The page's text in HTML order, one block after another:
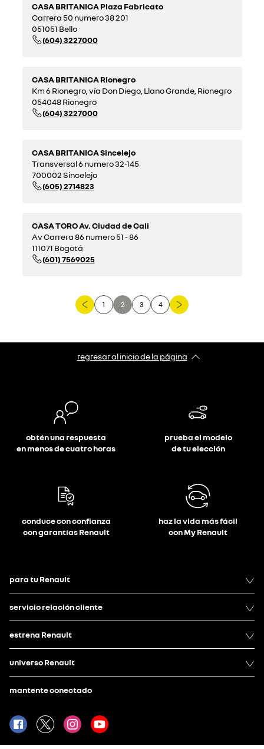
CASA BRITANICA Plaza Fabricato
Carrera 50 numero 38 201
051051 Bello
(604) 3227000
CASA BRITANICA Rionegro
Km 6 Rionegro, vía Don Diego, Llano Grande, Rionegro
054048 Rionegro
(604) 3227000
CASA BRITANICA Sincelejo
Transversal 6 numero 32-145
700002 Sincelejo
(605) 2714823
CASA TORO Av. Ciudad de Cali
Av Carrera 86 numero 51 - 86
111071 Bogotá
(601) 7569025
1 2 3 4
regresar al inicio de la página
obtén una respuesta
en menos de cuatro horas
prueba el modelo
de tu elección
conduce con confianza
con garantías Renault
haz la vida más fácil
con My Renault
para tu Renault
servicio relación cliente
estrena Renault
universo Renault
mantente conectado